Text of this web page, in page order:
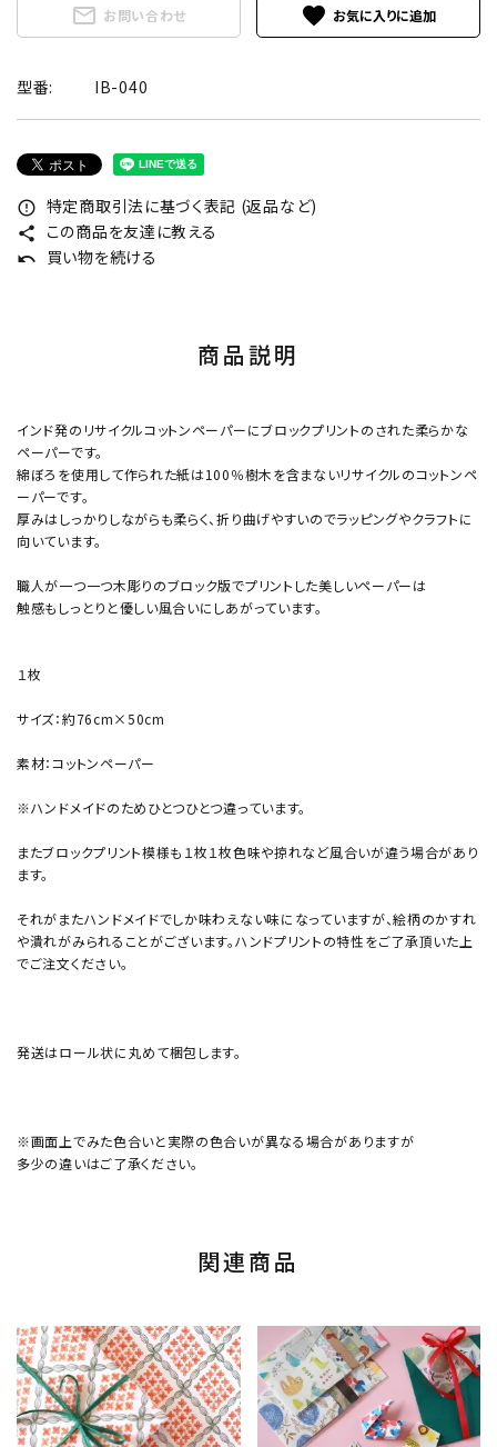
mail_outline お問い合わせ favorite
型番: IB-040
error_outline 特定商取引法に基づく表記 (返品など)
share この商品を友達に教える
undo 買い物を続ける
商品説明
インド発のリサイクルコットンペーパーにブロックプリントのされた柔らかな
ペーパーです。
綿ぼろを使用して作られた紙は100％樹木を含まないリサイクルのコットンペ
ーパーです。
厚みはしっかりしながらも柔らく、折り曲げやすいのでラッピングやクラフトに
向いています。
職人が一つ一つ木彫りのブロック版でプリントした美しいペーパーは
触感もしっとりと優しい風合いにしあがっています。
１枚
サイズ：約76cm×50cm
素材：コットンペーパー
※ハンドメイドのためひとつひとつ違っています。
またブロックプリント模様も１枚１枚色味や掠れなど風合いが違う場合があり
ます。
それがまたハンドメイドでしか味わえない味になっていますが、絵柄のかすれ
や潰れがみられることがございます。ハンドプリントの特性をご了承頂いた上
でご注文ください。
発送はロール状に丸めて梱包します。
※画面上でみた色合いと実際の色合いが異なる場合がありますが
多少の違いはご了承ください。
関連商品